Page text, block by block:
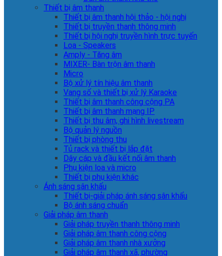
Thiết bị âm thanh
Thiết bị âm thanh hội thảo - hội nghị
Thiết bị truyền thanh thông minh
Thiết bị hội nghị truyền hình trực tuyến
Loa - Speakers
Amply - Tăng âm
MIXER- Bàn trộn âm thanh
Micro
Bộ xử lý tín hiệu âm thanh
Vang số và thiết bị xử lý Karaoke
Thiết bị âm thanh công cộng PA
Thiết bị âm thanh mạng IP
Thiết bị thu âm, ghi hình livestream
Bộ quản lý nguồn
Thiết bị phòng thu
Tủ rack và thiết bị lắp đặt
Dây cáp và đầu kết nối âm thanh
Phụ kiện loa và micro
Thiết bị phụ kiện khác
Ánh sáng sân khấu
Thiết bị-giải pháp ánh sáng sân khấu
Bộ ánh sáng chuẩn
Giải pháp âm thanh
Giải pháp truyền thanh thông minh
Giải pháp âm thanh công cộng
Giải pháp âm thanh nhà xưởng
Giải pháp âm thanh xã, phường